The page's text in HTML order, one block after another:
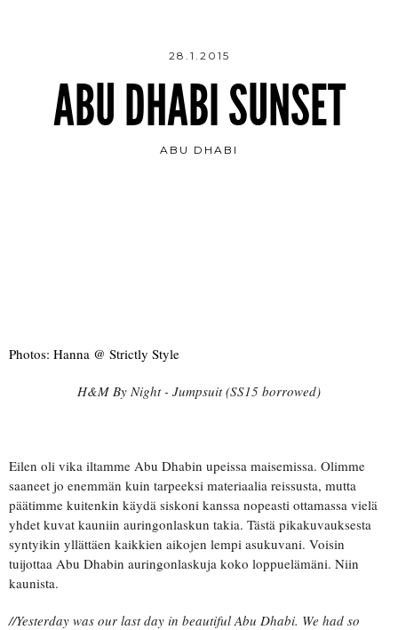
28.1.2015
ABU DHABI SUNSET
ABU DHABI
Photos: Hanna @ Strictly Style
H&M By Night - Jumpsuit (SS15 borrowed)
Eilen oli vika iltamme Abu Dhabin upeissa maisemissa. Olimme
saaneet jo enemmän kuin tarpeeksi materiaalia reissusta, mutta
päätimme kuitenkin käydä siskoni kanssa nopeasti ottamassa vielä
yhdet kuvat kauniin auringonlaskun takia. Tästä pikakuvauksesta
syntyikin yllättäen kaikkien aikojen lempi asukuvani. Voisin
tuijottaa Abu Dhabin auringonlaskuja koko loppuelämäni. Niin
kaunista.
//Yesterday was our last day in beautiful Abu Dhabi. We had so